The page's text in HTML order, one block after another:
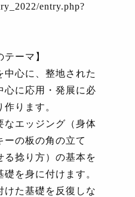
entry.php?
テーマ】
心に、整地された
心に応用・発展に必
ります。
なエッジング（身体
ーの板の角の立て
る捻り方）の基本を
を身に付けます。
た基礎を反復しな